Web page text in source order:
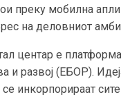
преку мобилна
на деловниот
центар е
и развој (ЕБОР).
инкорпорираат